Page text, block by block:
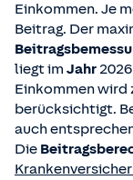
Einkommen. Je
Beitrag. Der
liegt im Jahr
Einkommen wird
berücksichtigt.
auch
Die